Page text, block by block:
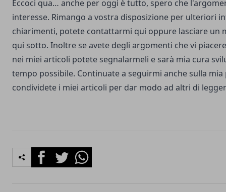
Eccoci qua… anche per oggi è tutto, spero che
interesse. Rimango a vostra disposizione per ulteriori
chiarimenti, potete contattarmi qui oppure lasciare un
qui sotto. Inoltre se avete degli argomenti che vi
nei miei articoli potete segnalarmeli e sarà mia cura
tempo possibile. Continuate a seguirmi anche sulla mia
condividete i miei articoli per dar modo ad altri di
FacebookTwitterWhatsapp